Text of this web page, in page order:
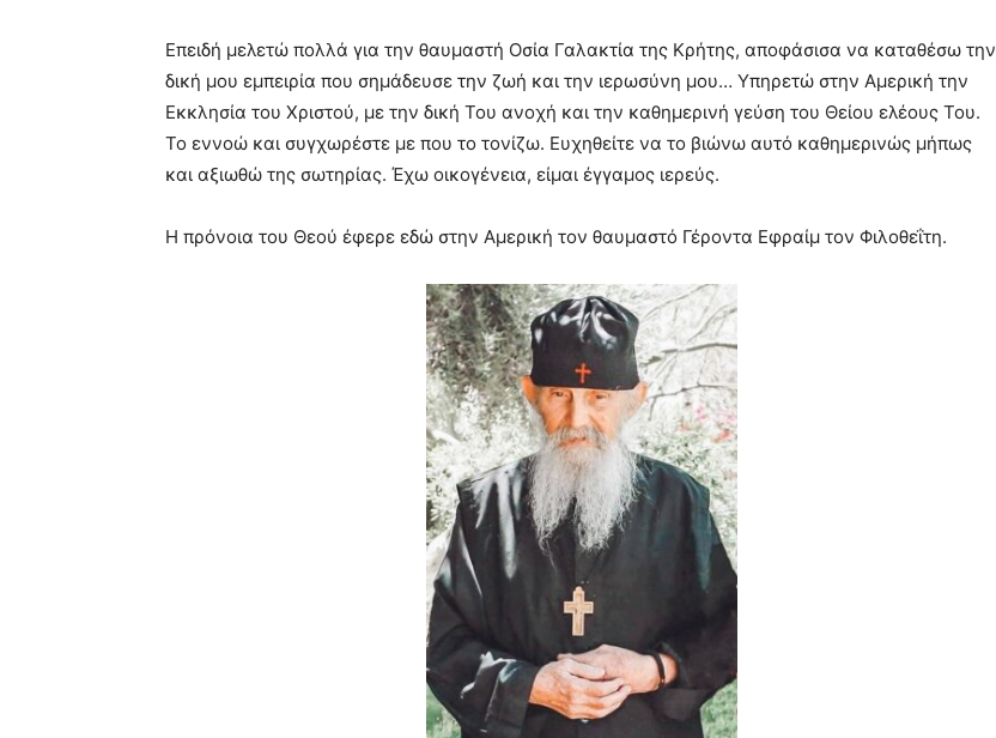
Επειδή μελετώ πολλά για την θαυμαστή Οσία Γαλακτία της Κρήτης, αποφάσισα να καταθέσω την
δική μου εμπειρία που σημάδευσε την ζωή και την ιερωσύνη μου… Υπηρετώ στην Αμερική την
Εκκλησία του Χριστού, με την δική Του ανοχή και την καθημερινή γεύση του Θείου ελέους Του.
Το εννοώ και συγχωρέστε με που το τονίζω. Ευχηθείτε να το βιώνω αυτό καθημερινώς μήπως
και αξιωθώ της σωτηρίας. Έχω οικογένεια, είμαι έγγαμος ιερεύς.
Η πρόνοια του Θεού έφερε εδώ στην Αμερική τον θαυμαστό Γέροντα Εφραίμ τον Φιλοθεΐτη.